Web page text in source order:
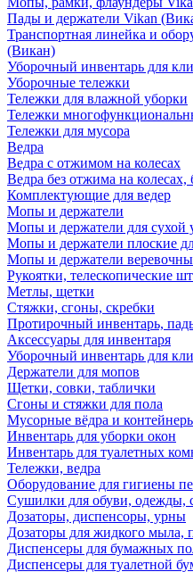
Пады и держатели Vikan
Транспортная линейка и
(Викан)
Уборочный инвентарь для
Уборочные тележки
Тележки для влажной уборки
Тележки
Тележки для мусора
Ведра
Ведра с отжимом на колесах
Ведра без отжима на колесах,
Комплектующие для ведер
Мопы и держатели
Мопы и держатели для сухой
Мопы и держатели плоские
Мопы и держатели
Рукоятки, телескопические
Метлы, щетки
Стяжки, сгоны, скребки
Протирочный инвентарь,
Аксессуары для инвентаря
Уборочный инвентарь для
Держатели для мопов
Щетки, совки, таблички
Сгоны и стяжки для пола
Мусорные вёдра и
Инвентарь для уборки окон
Инвентарь для туалетных
Тележки, ведра
Оборудование для гигиены
Сушилки для обуви, одежды,
Дозаторы, диспенсоры, урны
Дозаторы для жидкого мыла,
Диспенсеры для бумажных
Диспенсеры для туалетной